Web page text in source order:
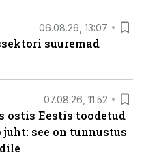
06.08.26, 13:07
suuremad
07.08.26, 11:52
ostis Eestis toodetud
see on tunnustus